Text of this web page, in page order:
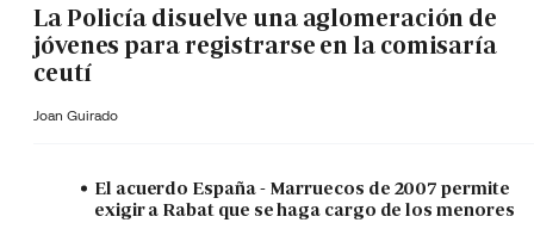
La Policía disuelve una aglomeración de
jóvenes para registrarse en la comisaría
ceutí
Joan Guirado
El acuerdo España - Marruecos de 2007 permite
exigir a Rabat que se haga cargo de los menores